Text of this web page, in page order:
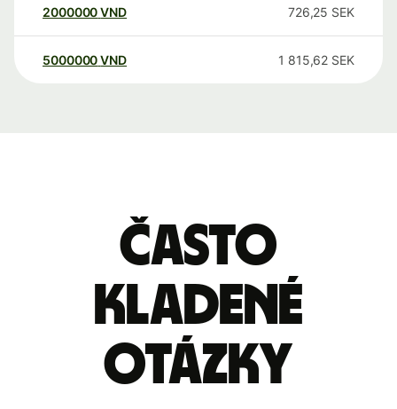
2000000VND 726,25 SEK
5000000VND 1 815,62 SEK
Často
kladené
otázky